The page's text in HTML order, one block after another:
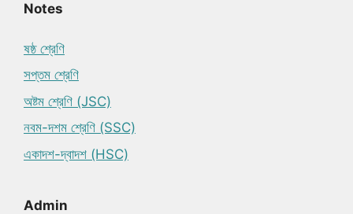
Notes
ষষ্ঠ শ্রেণি
সপ্তম শ্রেণি
অষ্টম শ্রেণি (JSC)
নবম-দশম শ্রেণি (SSC)
একাদশ-দ্বাদশ (HSC)
Admin